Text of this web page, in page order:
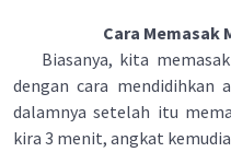
Cara Memasak
Biasanya, kita
dengan cara mendidihkan
dalamnya setelah itu
kira 3 menit, angkat